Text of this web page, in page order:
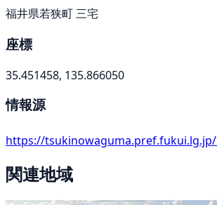
福井県若狭町 三宅
座標
35.451458, 135.866050
情報源
https://tsukinowaguma.pref.fukui.lg.jp/
関連地域